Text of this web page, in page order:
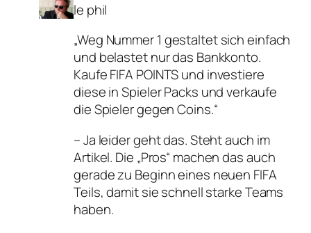
le phil
„Weg Nummer 1 gestaltet sich einfach
und belastet nur das Bankkonto.
Kaufe FIFA POINTS und investiere
diese in Spieler Packs und verkaufe
die Spieler gegen Coins.“
– Ja leider geht das. Steht auch im
Artikel. Die „Pros“ machen das auch
gerade zu Beginn eines neuen FIFA
Teils, damit sie schnell starke Teams
haben.